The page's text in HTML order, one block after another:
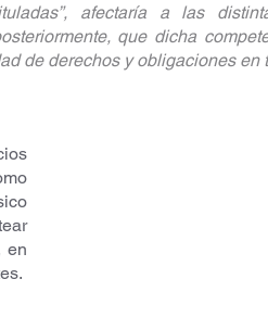
afectaría a las
que dicha
de derechos y obligaciones en
en